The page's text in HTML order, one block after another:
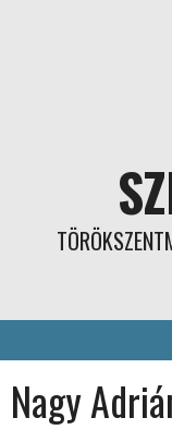
Nagy